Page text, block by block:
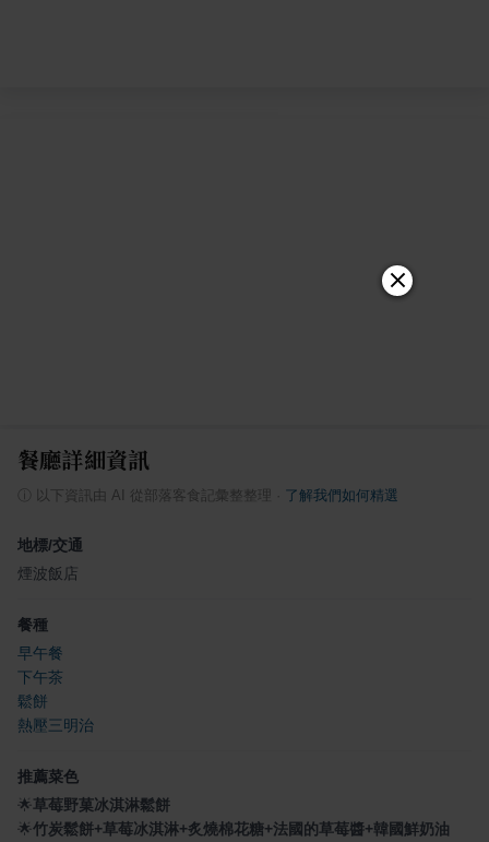
餐廳詳細資訊
ⓘ 以下資訊由 AI 從部落客食記彙整整理 了解我們如何精選
地標/交通
煙波飯店
餐種
早午餐
下午茶
鬆餅
熱壓三明治
推薦菜色
🌟草莓野菓冰淇淋鬆餅
🌟竹炭鬆餅+草莓冰淇淋+炙燒棉花糖+法國的草莓醬+韓國鮮奶油